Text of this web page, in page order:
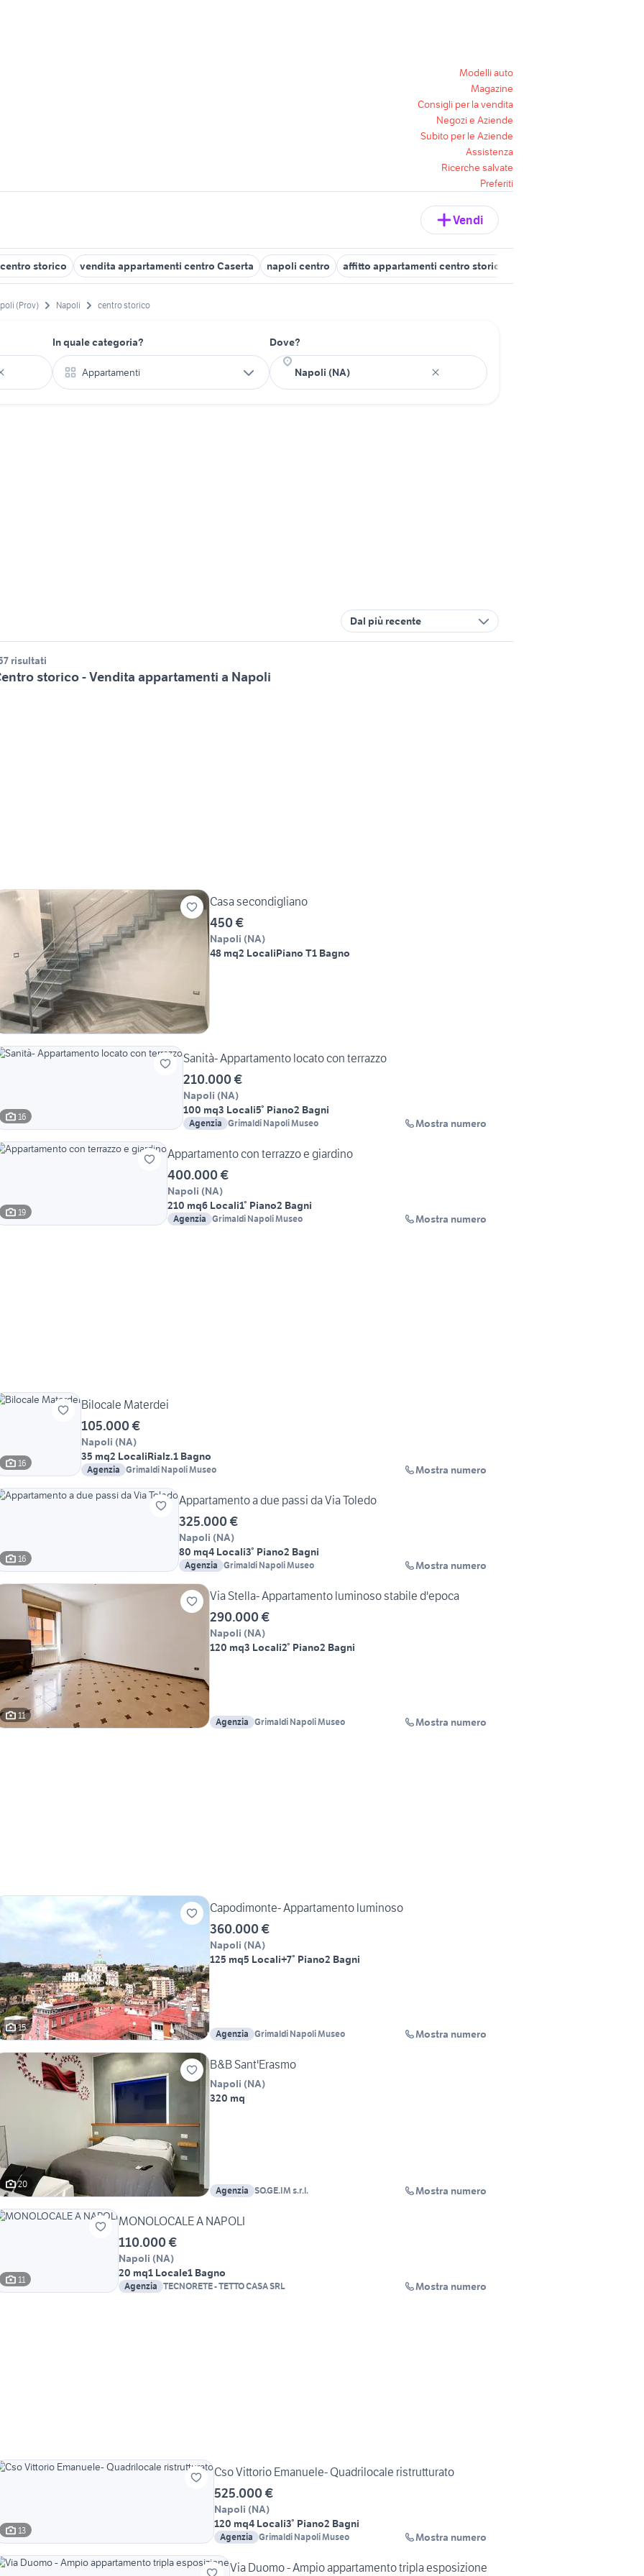
Modelli auto
Magazine
Consigli per la vendita
Negozi e Aziende
Subito per le Aziende
Assistenza
Ricerche salvate
Preferiti
Vendi
storico vendita appartamenti centro Caserta napoli centro affitto appartamenti centro storico Napoli provincia
(Prov) Napoli centro storico
In quale categoria?
Appartamenti
Dove?
Dal più recente
risultati
storico - Vendita appartamenti a Napoli
Casa secondigliano
450 €
Napoli (NA)
48 mq2 LocaliPiano T1 Bagno
16
Sanità- Appartamento locato con terrazzo
210.000 €
Napoli (NA)
100 mq3 Locali5° Piano2 Bagni
Agenzia Grimaldi Napoli Museo Mostra numero
19
Appartamento con terrazzo e giardino
400.000 €
Napoli (NA)
210 mq6 Locali1° Piano2 Bagni
Agenzia Grimaldi Napoli Museo Mostra numero
16
Bilocale Materdei
105.000 €
Napoli (NA)
35 mq2 LocaliRialz.1 Bagno
Agenzia Grimaldi Napoli Museo Mostra numero
16
Appartamento a due passi da Via Toledo
325.000 €
Napoli (NA)
80 mq4 Locali3° Piano2 Bagni
Agenzia Grimaldi Napoli Museo Mostra numero
11
Via Stella- Appartamento luminoso stabile d'epoca
290.000 €
Napoli (NA)
120 mq3 Locali2° Piano2 Bagni
Agenzia Grimaldi Napoli Museo Mostra numero
15
Capodimonte- Appartamento luminoso
360.000 €
Napoli (NA)
125 mq5 Locali+7° Piano2 Bagni
Agenzia Grimaldi Napoli Museo Mostra numero
20
B&B Sant'Erasmo
Napoli (NA)
320 mq
Agenzia SO.GE.IM s.r.l. Mostra numero
11
MONOLOCALE A NAPOLI
110.000 €
Napoli (NA)
20 mq1 Locale1 Bagno
Agenzia TECNORETE - TETTO CASA SRL Mostra numero
13
Cso Vittorio Emanuele- Quadrilocale ristrutturato
525.000 €
Napoli (NA)
120 mq4 Locali3° Piano2 Bagni
Agenzia Grimaldi Napoli Museo Mostra numero
Via Duomo - Ampio appartamento tripla esposizione